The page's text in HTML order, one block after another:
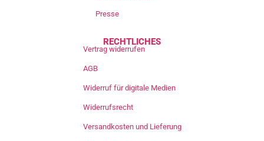
Presse
RECHTLICHES
Vertrag widerrufen
AGB
Widerruf für digitale Medien
Widerrufsrecht
Versandkosten und Lieferung